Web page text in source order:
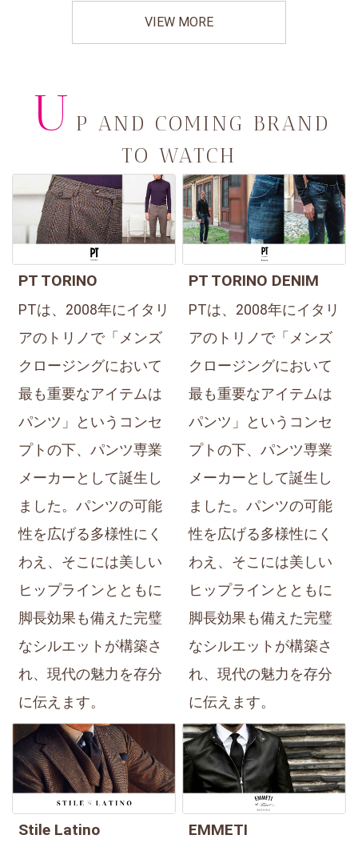
VIEW MORE
U P AND COMING BRAND
TO WATCH
PT TORINO
PTは、2008年にイタリ
アのトリノで「メンズ
クロージングにおいて
最も重要なアイテムは
パンツ」というコンセ
プトの下、パンツ専業
メーカーとして誕生し
ました。パンツの可能
性を広げる多様性にく
わえ、そこには美しい
ヒップラインとともに
脚長効果も備えた完璧
なシルエットが構築さ
れ、現代の魅力を存分
に伝えます。
PT TORINO DENIM
PTは、2008年にイタリ
アのトリノで「メンズ
クロージングにおいて
最も重要なアイテムは
パンツ」というコンセ
プトの下、パンツ専業
メーカーとして誕生し
ました。パンツの可能
性を広げる多様性にく
わえ、そこには美しい
ヒップラインとともに
脚長効果も備えた完璧
なシルエットが構築さ
れ、現代の魅力を存分
に伝えます。
Stile Latino EMMETI